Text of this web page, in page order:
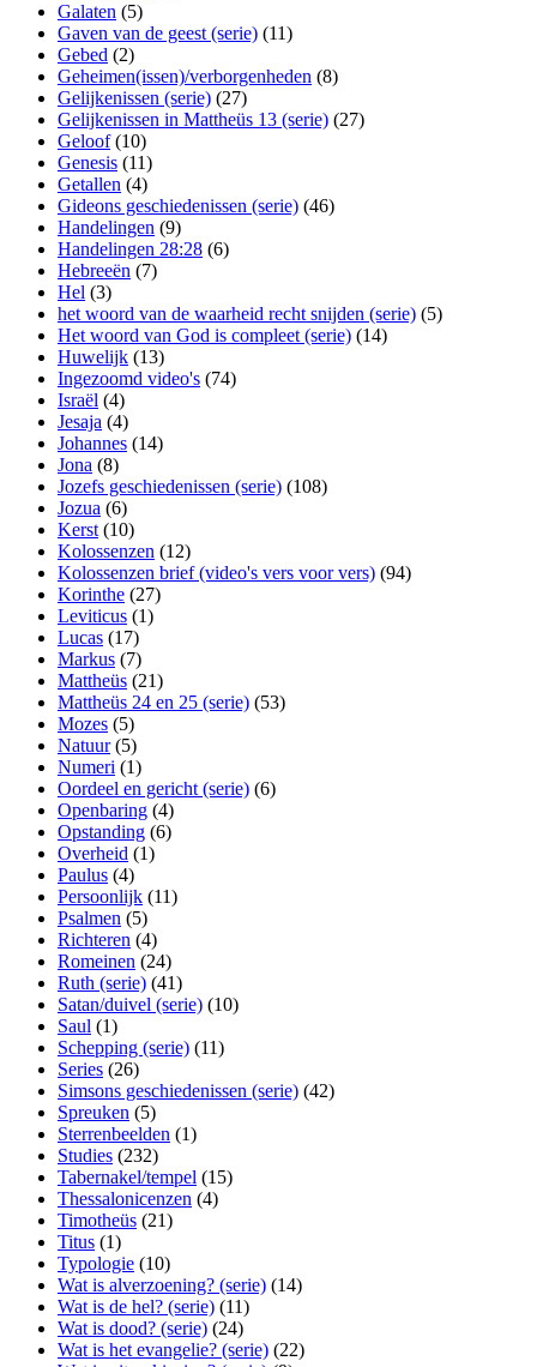
Galaten (5)
Gaven van de geest (serie) (11)
Gebed (2)
Geheimen(issen)/verborgenheden (8)
Gelijkenissen (serie) (27)
Gelijkenissen in Mattheüs 13 (serie) (27)
Geloof(10)
Genesis (11)
Getallen (4)
Gideons geschiedenissen (serie) (46)
Handelingen (9)
Handelingen 28:28 (6)
Hebreeën (7)
Hel (3)
het woord van de waarheid recht snijden (serie) (5)
Het woord van God is compleet (serie) (14)
Huwelijk (13)
Ingezoomd video's (74)
Israël (4)
Jesaja (4)
Johannes (14)
Jona (8)
Jozefs geschiedenissen (serie) (108)
Jozua (6)
Kerst (10)
Kolossenzen (12)
Kolossenzen brief (video's vers voor vers) (94)
Korinthe (27)
Leviticus (1)
Lucas (17)
Markus (7)
Mattheüs (21)
Mattheüs 24 en 25 (serie) (53)
Mozes (5)
Natuur(5)
Numeri (1)
Oordeel en gericht (serie) (6)
Openbaring (4)
Opstanding (6)
Overheid (1)
Paulus (4)
Persoonlijk (11)
Psalmen (5)
Richteren (4)
Romeinen (24)
Ruth (serie) (41)
Satan/duivel (serie) (10)
Saul (1)
Schepping (serie) (11)
Series (26)
Simsons geschiedenissen (serie) (42)
Spreuken (5)
Sterrenbeelden (1)
Studies (232)
Tabernakel/tempel (15)
Thessalonicenzen (4)
Timotheüs (21)
Titus (1)
Typologie (10)
Wat is alverzoening? (serie) (14)
Wat is de hel? (serie) (11)
Wat is dood? (serie) (24)
Wat is het evangelie? (serie) (22)